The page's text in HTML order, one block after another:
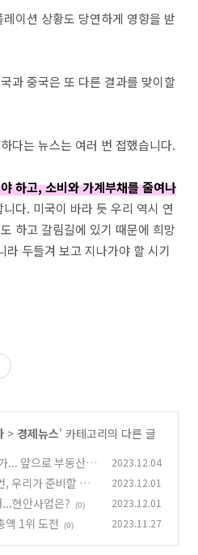
이션 상황도 당연하게 영향을 받
과 중국은 또 다른 결과를 맞이할
다는 뉴스는 여러 번 접했습니다.
하고, 소비와 가계부채를 줄여나
니다. 미국이 바라 듯 우리 역시 연
하고 갈림길에 있기 때문에 희망
라 두들겨 보고 지나가야 할 시기
> 경제뉴스' 카테고리의 다른 글
... 앞으로 부동산
2023.12.04
, 우리가 준비할 것
2023.12.01
현안사업은? (0) 2023.12.01
액 1위 도전 (0) 2023.11.27